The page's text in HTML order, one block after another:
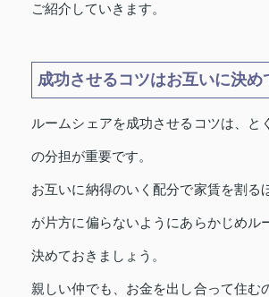
ご紹介していきます。
成功させるコツはお互いに決め
ルームシェアを成功させるコツは、と
の分担が重要です。
お互いに納得のいく配分で家賃を割る
が片方に偏らないようにあらかじめル
決めておきましょう。
親しい仲でも、お金を出し合って住む